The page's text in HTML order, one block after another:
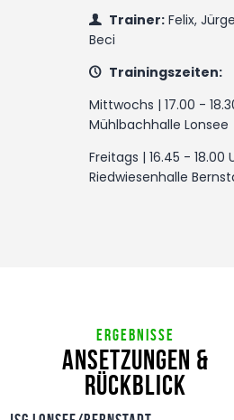
Trainer: Felix,
Beci
Trainingszeiten:
Mittwochs | 17.00 -
Mühlbachhalle Lonsee
Freitags | 16.45 - 18.00
Riedwiesenhalle
Ergebnisse
Ansetzungen &
Rückblick